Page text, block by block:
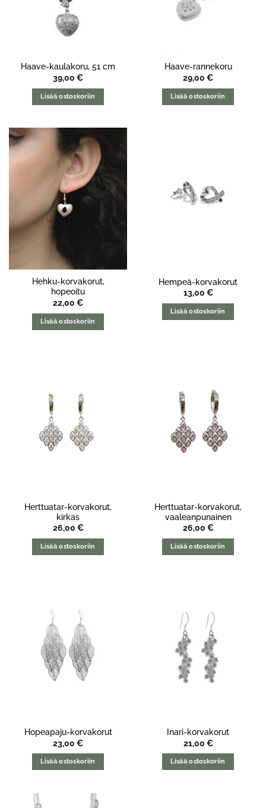
Haave-kaulakoru, 51 cm
39,00 €
Lisää ostoskoriin
Haave-rannekoru
29,00 €
Lisää ostoskoriin
Hehku-korvakorut,
hopeoitu
22,00 €
Lisää ostoskoriin
Hempeä-korvakorut
13,00 €
Lisää ostoskoriin
Herttuatar-korvakorut,
kirkas
26,00 €
Lisää ostoskoriin
Herttuatar-korvakorut,
vaaleanpunainen
26,00 €
Lisää ostoskoriin
Hopeapaju-korvakorut
23,00 €
Lisää ostoskoriin
Inari-korvakorut
21,00 €
Lisää ostoskoriin